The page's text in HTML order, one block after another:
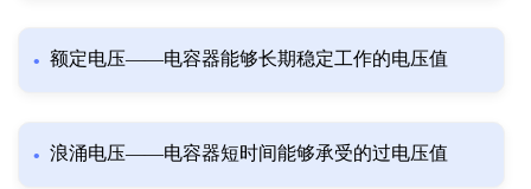
额定电压——电容器能够长期稳定工作的电压值
浪涌电压——电容器短时间能够承受的过电压值